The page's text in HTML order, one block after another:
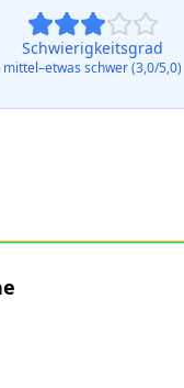
Schwierigkeitsgrad
mittel–etwas schwer (3,0/5,0)